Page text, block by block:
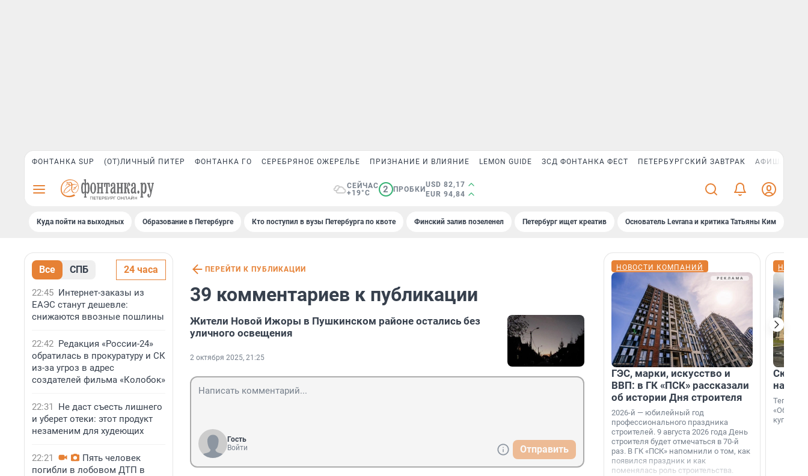
ФОНТАНКА SUP (ОТ)ЛИЧНЫЙ ПИТЕР ФОНТАНКА ГО СЕРЕБРЯНОЕ ОЖЕРЕЛЬЕ ПРИЗНАНИЕ И ВЛИЯНИЕ LEMON GUIDE ЗСД ФОНТАНКА ФЕСТ ПЕТЕРБУРГСКИЙ ЗАВТРАК АФИША PLUS
СЕЙЧАС
+19°C
2 ПРОБКИ
USD 82,17
EUR 94,84
Куда пойти на выходных Образование в Петербурге Кто поступил в вузы Петербурга по квоте Финский залив позеленел Петербург ищет креатив Основатель Levrana и критика Татьяны Ким
Все СПБ 24 часа
22:45 Интернет-заказы из
ЕАЭС станут дешевле:
снижаются ввозные пошлины
22:42 Редакция «России-24»
обратилась в прокуратуру и СК
из-за угроз в адрес
создателей фильма «Колобок»
22:31
Не даст съесть лишнего
и уберет отеки: этот продукт
незаменим для худеющих
22:21
Пять человек
погибли в лобовом ДТП в
ПЕРЕЙТИ К ПУБЛИКАЦИИ
39 комментариев к публикации
Жители Новой Ижоры в Пушкинском районе остались без
уличного освещения
2 октября 2025, 21:25
Гость
Войти
Отправить
НОВОСТИ КОМПАНИЙ
ГЭС, марки, искусство и
ВВП: в ГК «ПСК» рассказали
об истории Дня строителя
2026-й — юбилейный год
профессионального праздника
строителей. 9 августа 2026 года День
строителя будет отмечаться в 70-й
раз. В ГК «ПСК» напомнили о том, как
появился праздник и как
поменялась роль строительства.
на
Теперь
купить